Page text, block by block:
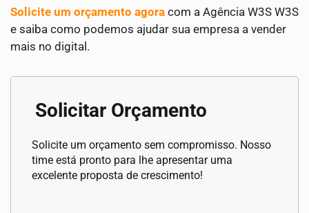
Solicite um orçamento agora com a Agência W3S W3S
e saiba como podemos ajudar sua empresa a vender
mais no digital.
Solicitar Orçamento
Solicite um orçamento sem compromisso. Nosso
time está pronto para lhe apresentar uma
excelente proposta de crescimento!